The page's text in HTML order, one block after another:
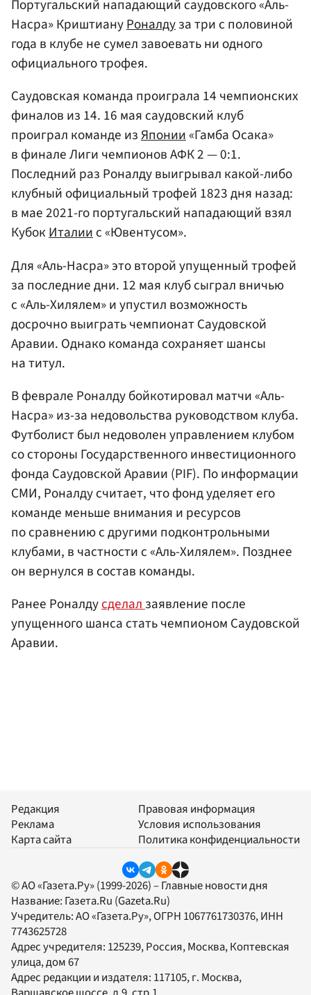
Португальский нападающий саудовского «Аль-
Насра» КриштиануРоналдуза три с половиной
года в клубе не сумел завоевать ни одного
официального трофея.
Саудовская команда проиграла 14 чемпионских
финалов из 14. 16 мая саудовский клуб
проиграл команде изЯпонии«Гамба Осака»
в финале Лиги чемпионов АФК 2 — 0:1.
Последний раз Роналду выигрывал какой-либо
клубный официальный трофей 1823 дня назад:
в мае 2021-го португальский нападающий взял
КубокИталиис «Ювентусом».
Для «Аль-Насра» это второй упущенный трофей
за последние дни. 12 мая клуб сыграл вничью
с «Аль-Хилялем» и упустил возможность
досрочно выиграть чемпионат Саудовской
Аравии. Однако команда сохраняет шансы
на титул.
В феврале Роналду бойкотировал матчи «Аль-
Насра» из-за недовольства руководством клуба.
Футболист был недоволен управлением клубом
со стороны Государственного инвестиционного
фонда Саудовской Аравии (PIF). По информации
СМИ, Роналду считает, что фонд уделяет его
команде меньше внимания и ресурсов
по сравнению с другими подконтрольными
клубами, в частности с «Аль-Хилялем». Позднее
он вернулся в состав команды.
Ранее Роналдусделалзаявление после
упущенного шанса стать чемпионом Саудовской
Аравии.
Редакция
Реклама
Карта сайта
Правовая информация
Условия использования
Политика конфиденциальности
© АО «Газета.Ру» (1999-2026) – Главные новости дня
Название: Газета.Ru (Gazeta.Ru)
Учредитель:АО «Газета.Ру», ОГРН 1067761730376, ИНН
7743625728
Адрес учредителя: 125239, Россия, Москва, Коптевская
улица, дом 67
Адрес редакции и издателя: 117105, г. Москва,